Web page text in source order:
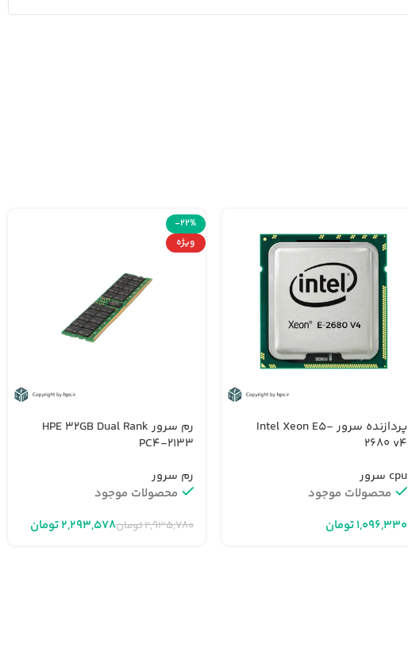
پردازنده سرور Intel Xeon E5-
2680 v4
cpu سرور
محصولات موجود
تومان
-22%
ویژه
رم سرور HPE 32GB Dual Rank
PC4-2133
رم سرور
محصولات موجود
۲,۹۳۵,۷۸۰تومان۲,۲۹۳,۵۷۸تومان